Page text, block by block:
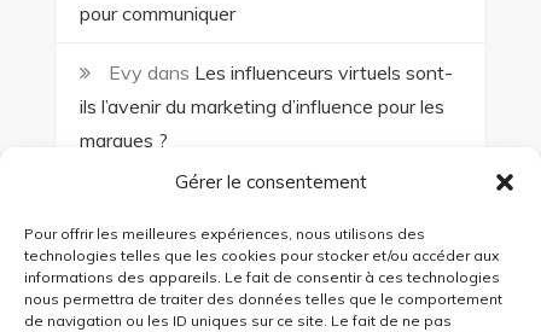
Gérer le consentement
Pour offrir les meilleures expériences, nous utilisons des
technologies telles que les cookies pour stocker et/ou accéder aux
informations des appareils. Le fait de consentir à ces technologies
nous permettra de traiter des données telles que le comportement
de navigation ou les ID uniques sur ce site. Le fait de ne pas
pour communiquer
Evy dans Les influenceurs virtuels sont-
ils l’avenir du marketing d’influence pour les
marques ?
stratégie gagnante ?